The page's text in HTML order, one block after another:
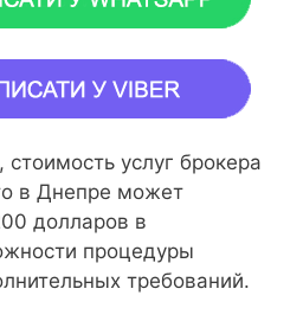
услуг брокера
в Днепре может
долларов в
процедуры
требований.